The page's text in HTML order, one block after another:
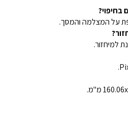
בחיפוי?
על המצלמה והמסך.
למיחזור.